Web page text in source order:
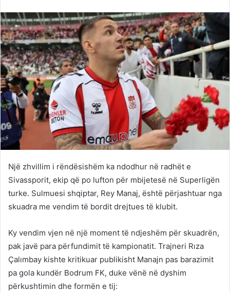
Twitter
email
Një zhvillim i rëndësishëm ka ndodhur në radhët e
Sivassporit, ekip që po lufton për mbijetesë në Superligën
turke. Sulmuesi shqiptar, Rey Manaj, është përjashtuar nga
skuadra me vendim të bordit drejtues të klubit.
Ky vendim vjen në një moment të ndjeshëm për skuadrën,
pak javë para përfundimit të kampionatit. Trajneri Rıza
Çalımbay kishte kritikuar publikisht Manajn pas barazimit
pa gola kundër Bodrum FK, duke vënë në dyshim
përkushtimin dhe formën e tij: